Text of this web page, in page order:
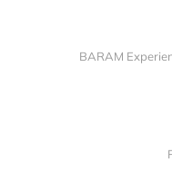
BARAM